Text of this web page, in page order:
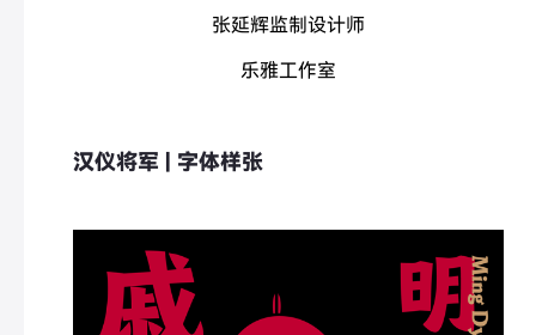
张延辉监制设计师
乐雅工作室
汉仪将军 | 字体样张